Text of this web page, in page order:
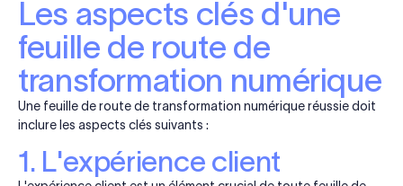
Les aspects clés d'une
feuille de route de
transformation numérique
Une feuille de route de transformation numérique réussie doit
inclure les aspects clés suivants :
1. L'expérience client